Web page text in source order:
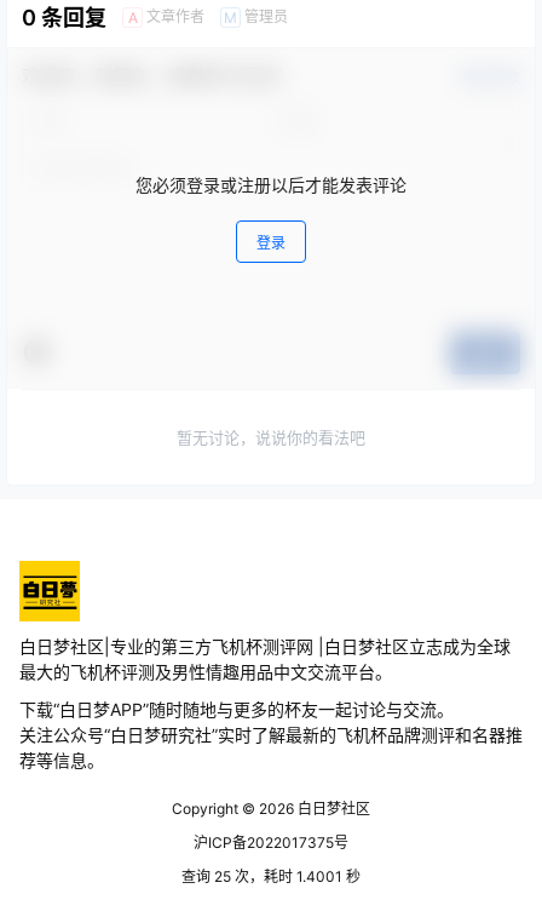
0 条回复 A 文章作者 M 管理员
您必须登录或注册以后才能发表评论
登录
暂无讨论，说说你的看法吧
白日梦社区|专业的第三方飞机杯测评网 |白日梦社区立志成为全球
最大的飞机杯评测及男性情趣用品中文交流平台。
下载“白日梦APP”随时随地与更多的杯友一起讨论与交流。
关注公众号“白日梦研究社”实时了解最新的飞机杯品牌测评和名器推
荐等信息。
Copyright © 2026 白日梦社区
沪ICP备2022017375号
查询 25 次，耗时 1.4001 秒